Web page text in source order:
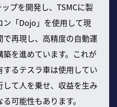
プを開発し、TSMCに製
「Dojo」を使用して現
再現し、高精度の自動運
を進めています。これが
るテスラ車は使用してい
て人を乗せ、収益を生み
可能性もあります。